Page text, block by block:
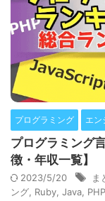
プログラミング エン
プログラミング
徴・年収一覧】
2023/5/20 ま
ング, Ruby, Java, PHP